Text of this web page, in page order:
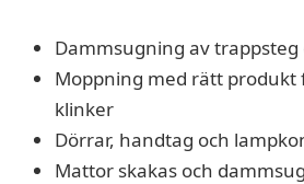
Dammsugning av
Moppning med rätt
klinker
Dörrar, handtag och
Mattor skakas och